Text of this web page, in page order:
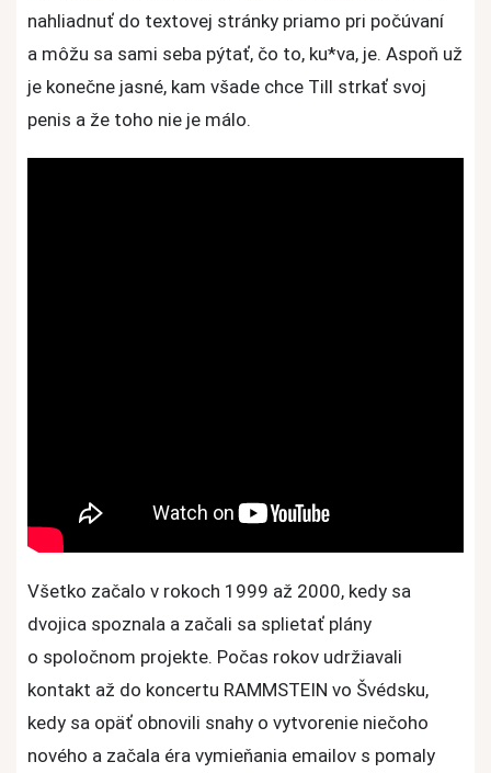
nahliadnuť do textovej stránky priamo pri počúvaní
a môžu sa sami seba pýtať, čo to, ku*va, je. Aspoň už
je konečne jasné, kam všade chce Till strkať svoj
penis a že toho nie je málo.
Všetko začalo v rokoch 1999 až 2000, kedy sa
dvojica spoznala a začali sa splietať plány
o spoločnom projekte. Počas rokov udržiavali
kontakt až do koncertu RAMMSTEIN vo Švédsku,
kedy sa opäť obnovili snahy o vytvorenie niečoho
nového a začala éra vymieňania emailov s pomaly